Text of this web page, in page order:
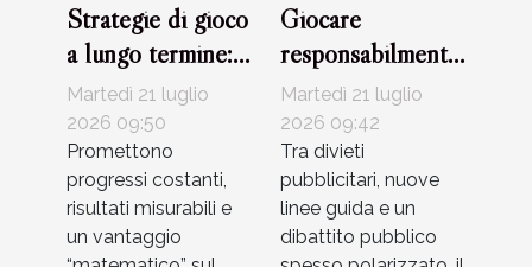
Strategie di gioco
a lungo termine:
mito o realtà?
Martedì 21 luglio
2026 09:50
Promettono
progressi costanti,
risultati misurabili e
un vantaggio
Giocare
responsabilmente
per cambiare la
narrazione sul
mondo
dell’azzardo
Martedì 21 luglio
2026 09:42
Tra divieti
pubblicitari, nuove
linee guida e un
dibattito pubblico